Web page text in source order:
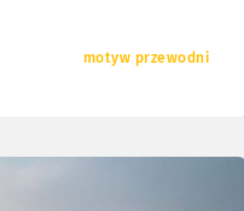
motyw przewodni